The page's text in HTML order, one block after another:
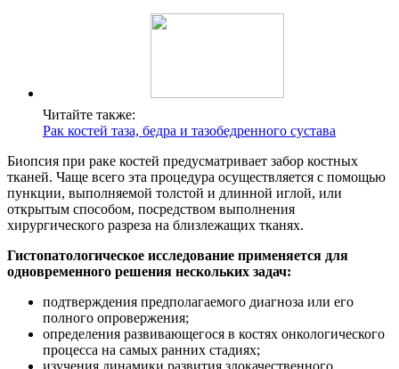
Читайте также:
Рак костей таза, бедра и тазобедренного сустава
Биопсия при раке костей предусматривает забор костных
тканей. Чаще всего эта процедура осуществляется с помощью
пункции, выполняемой толстой и длинной иглой, или
открытым способом, посредством выполнения
хирургического разреза на близлежащих тканях.
Гистопатологическое исследование применяется для
одновременного решения нескольких задач:
подтверждения предполагаемого диагноза или его
полного опровержения;
определения развивающегося в костях онкологического
процесса на самых ранних стадиях;